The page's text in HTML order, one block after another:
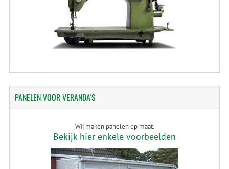
PANELENVOOR VERANDA'S
Wij maken panelen op maat.
Bekijk hier enkele voorbeelden